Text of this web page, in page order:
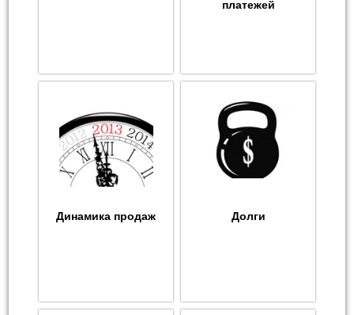
платежей
Динамика продаж Долги